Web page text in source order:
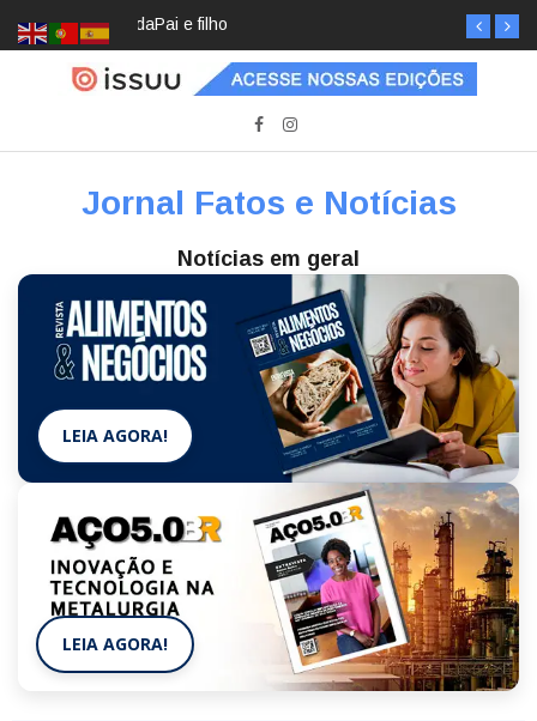
Pai e filho
Jornal Fatos e Notícias
Notícias em geral
LEIA AGORA!
LEIA AGORA!